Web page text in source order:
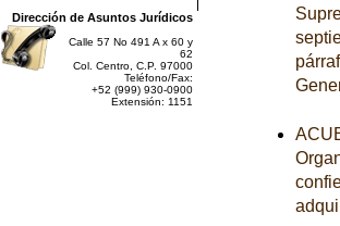
Dirección de Asuntos Jurídicos
Calle 57 No 491 A x 60 y
62
Col. Centro, C.P. 97000
Teléfono/Fax:
+52 (999) 930-0900
Extensión: 1151